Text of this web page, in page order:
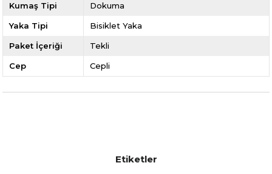
Kumaş Tipi Dokuma
Yaka Tipi Bisiklet Yaka
Paket İçeriği Tekli
Cep Cepli
Etiketler